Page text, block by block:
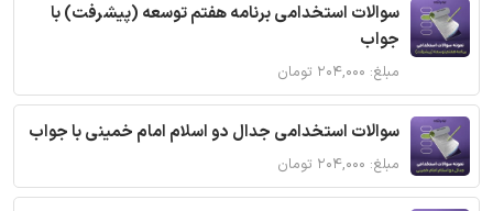
سوالات استخدامی برنامه هفتم توسعه (پیشرفت) با
جواب
مبلغ: ۲۰۴,۰۰۰ تومان
سوالات استخدامی جدال دو اسلام امام خمینی با جواب
مبلغ: ۲۰۴,۰۰۰ تومان